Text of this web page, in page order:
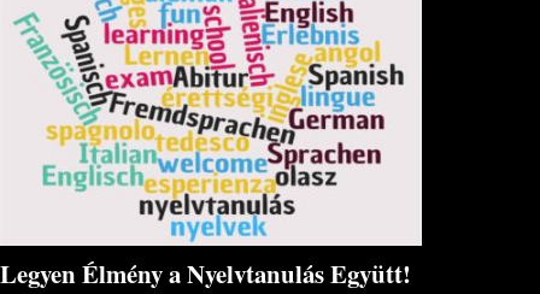
Legyen Élmény a Nyelvtanulás Együtt!